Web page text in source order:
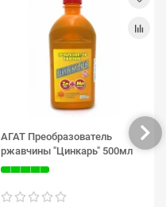
АГАТ Преобразователь
ржавчины "Цинкарь" 500мл